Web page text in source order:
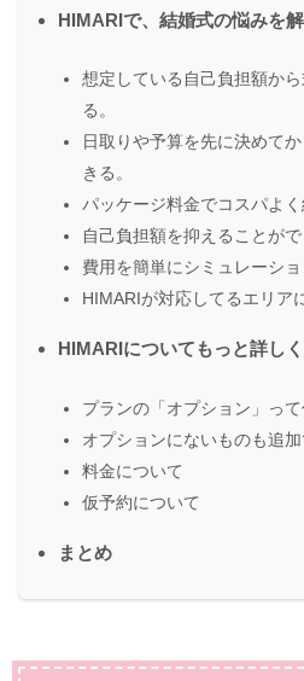
HIMARIで、結婚式の悩みを
想定している自己負担額か
る。
日取りや予算を先に決めて
きる。
パッケージ料金でコスパよく
自己負担額を抑えることがで
費用を簡単にシミュレーショ
HIMARIが対応してるエリア
HIMARIについてもっと詳し
プランの「オプション」っ
オプションにないものも追
料金について
仮予約について
まとめ